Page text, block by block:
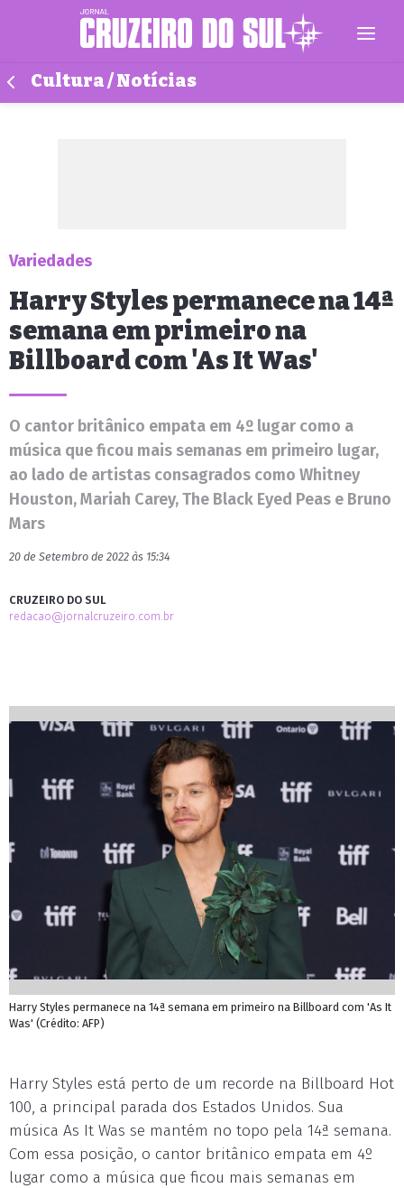
Cultura / Notícias
Variedades
Harry Styles permanece na 14ª
semana em primeiro na
Billboard com 'As It Was'
O cantor britânico empata em 4º lugar como a
música que ficou mais semanas em primeiro lugar,
ao lado de artistas consagrados como Whitney
Houston, Mariah Carey, The Black Eyed Peas e Bruno
Mars
20 de Setembro de 2022 às 15:34
CRUZEIRO DO SUL
redacao@jornalcruzeiro.com.br
Harry Styles permanece na 14ª semana em primeiro na Billboard com 'As It
Was' (Crédito: AFP)
Harry Styles está perto de um recorde na Billboard Hot
100, a principal parada dos Estados Unidos. Sua
música As It Was se mantém no topo pela 14ª semana.
Com essa posição, o cantor britânico empata em 4º
lugar como a música que ficou mais semanas em